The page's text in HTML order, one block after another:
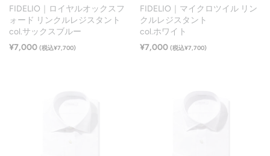
FIDELIO｜ロイヤルオックスフ
ォード リンクルレジスタント
col.サックスブルー
¥7,000 (税込¥7,700)
FIDELIO｜マイクロツイル リン
クルレジスタント
col.ホワイト
¥7,000 (税込¥7,700)